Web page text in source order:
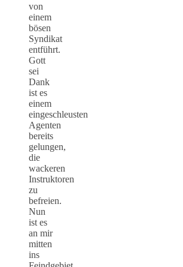
von
einem
bösen
Syndikat
entführt.
Gott
sei
Dank
ist es
einem
eingeschleusten
Agenten
bereits
gelungen,
die
wackeren
Instruktoren
zu
befreien.
Nun
ist es
an mir
mitten
ins